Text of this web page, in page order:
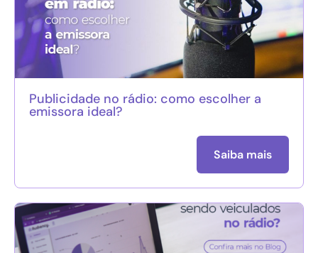
Publicidade no rádio: como escolher a
emissora ideal?
Saiba mais